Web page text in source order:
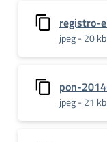
registro-
jpeg - 20 kb
pon-
jpeg - 21 kb